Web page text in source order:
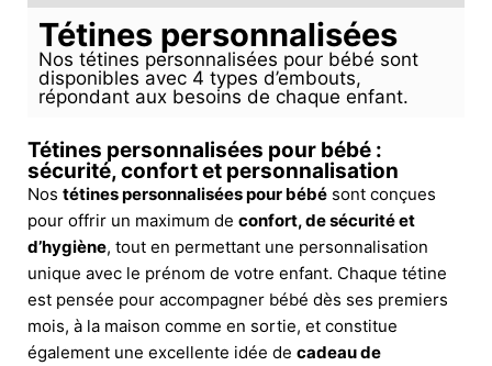
Tétines personnalisées
Nos tétines personnalisées pour bébé sont
disponibles avec 4 types d’embouts,
répondant aux besoins de chaque enfant.
Tétines personnalisées pour bébé :
sécurité, confort et personnalisation
Nos tétines personnalisées pour bébé sont conçues
pour offrir un maximum de confort, de sécurité et
d’hygiène, tout en permettant une personnalisation
unique avec le prénom de votre enfant. Chaque tétine
est pensée pour accompagner bébé dès ses premiers
mois, à la maison comme en sortie, et constitue
également une excellente idée de cadeau de